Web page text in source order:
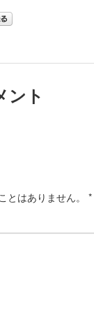
ント
とはありません。 *